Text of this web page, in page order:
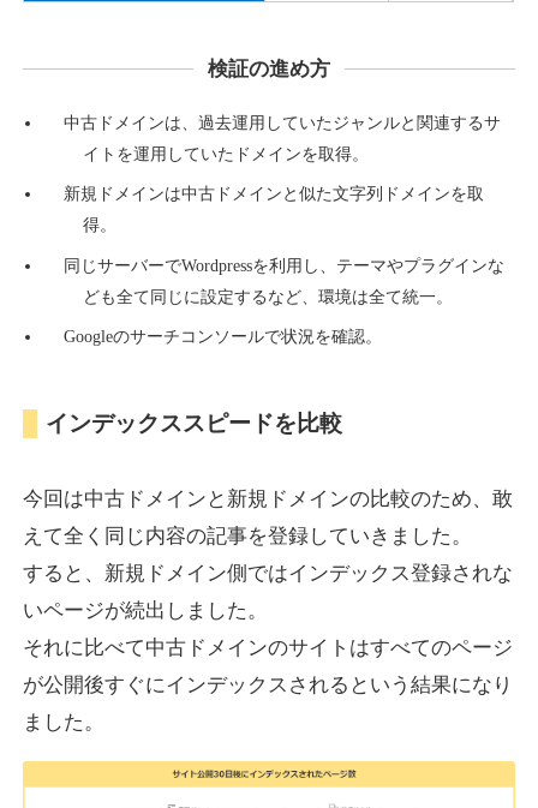
詳細を見る
countdown-x.com
ジャンル その他
39 外部リンク数479 ドメイン年齢
10,800円
詳細を見る
campus-web.jp
DA 38 外部リンク数 1151 ドメイン年齢
詳細を見る
designcrave.com
ジャンル
DA38
検証の進め方
中古ドメインは、過去運用していたジャンルと関連するサ
イトを運用していたドメインを取得。
新規ドメインは中古ドメインと似た文字列ドメインを取
得。
同じサーバーでWordpressを利用し、テーマやプラグインな
ども全て同じに設定するなど、環境は全て統一。
Googleのサーチコンソールで状況を確認。
インデックススピードを比較
今回は中古ドメインと新規ドメインの比較のため、敢
えて全く同じ内容の記事を登録していきました。
すると、新規ドメイン側ではインデックス登録されな
いページが続出しました。
それに比べて中古ドメインのサイトはすべてのページ
が公開後すぐにインデックスされるという結果になり
ました。